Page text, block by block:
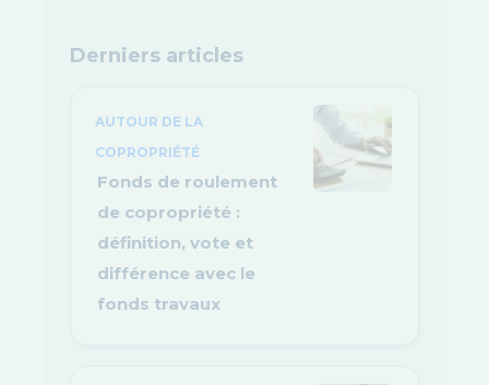
Derniers articles
AUTOUR DE LA
COPROPRIÉTÉ
Fonds de roulement
de copropriété :
définition, vote et
différence avec le
fonds travaux